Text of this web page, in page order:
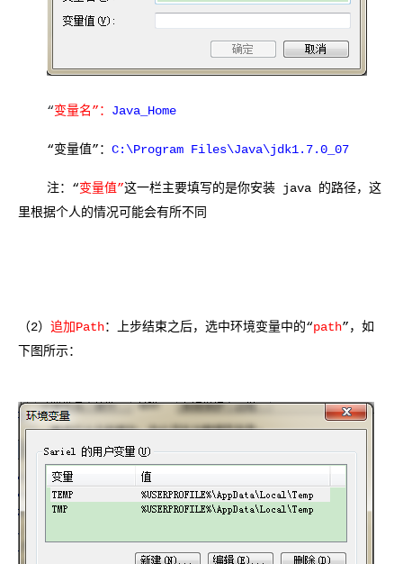
“变量名”： Java_Home
“变量值”： C:\Program Files\Java\jdk1.7.0_07
注：“变量值”这一栏主要填写的是你安装 java 的路径，这
里根据个人的情况可能会有所不同
（2） 追加Path：上步结束之后，选中环境变量中的“path”，如
下图所示：